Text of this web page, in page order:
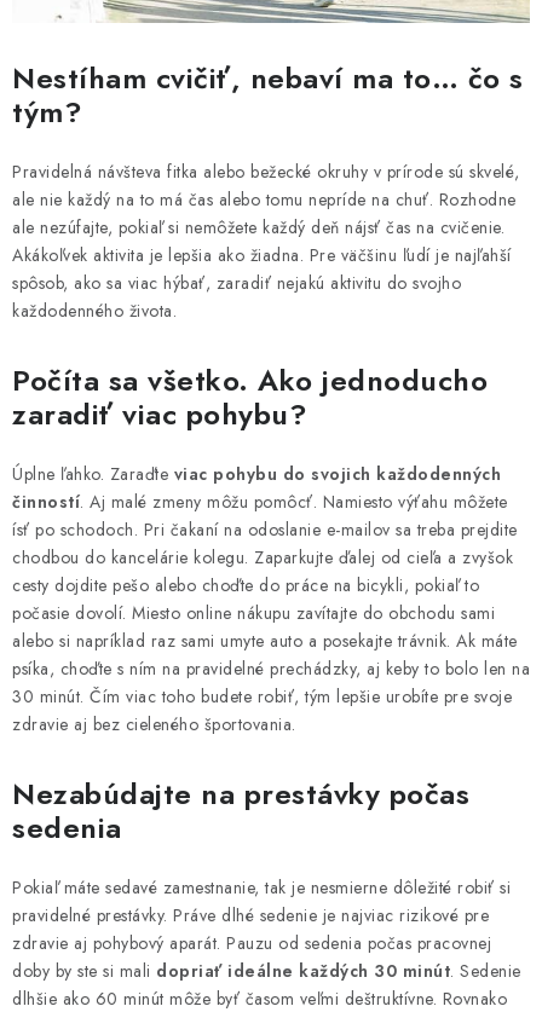
Nestíham cvičiť, nebaví ma to… čo s
tým?
Pravidelná návšteva fitka alebo bežecké okruhy v prírode sú skvelé,
ale nie každý na to má čas alebo tomu nepríde na chuť. Rozhodne
ale nezúfajte, pokiaľ si nemôžete každý deň nájsť čas na cvičenie.
Akákoľvek aktivita je lepšia ako žiadna. Pre väčšinu ľudí je najľahší
spôsob, ako sa viac hýbať, zaradiť nejakú aktivitu do svojho
každodenného života.
Počíta sa všetko. Ako jednoducho
zaradiť viac pohybu?
Úplne ľahko. Zaraďte viac pohybu do svojich každodenných
činností. Aj malé zmeny môžu pomôcť. Namiesto výťahu môžete
ísť po schodoch. Pri čakaní na odoslanie e-mailov sa treba prejdite
chodbou do kancelárie kolegu. Zaparkujte ďalej od cieľa a zvyšok
cesty dojdite pešo alebo choďte do práce na bicykli, pokiaľ to
počasie dovolí. Miesto online nákupu zavítajte do obchodu sami
alebo si napríklad raz sami umyte auto a posekajte trávnik. Ak máte
psíka, choďte s ním na pravidelné prechádzky, aj keby to bolo len na
30 minút. Čím viac toho budete robiť, tým lepšie urobíte pre svoje
zdravie aj bez cieleného športovania.
Nezabúdajte na prestávky počas
sedenia
Pokiaľ máte sedavé zamestnanie, tak je nesmierne dôležité robiť si
pravidelné prestávky. Práve dlhé sedenie je najviac rizikové pre
zdravie aj pohybový aparát. Pauzu od sedenia počas pracovnej
doby by ste si mali dopriať ideálne každých 30 minút. Sedenie
dlhšie ako 60 minút môže byť časom veľmi deštruktívne. Rovnako